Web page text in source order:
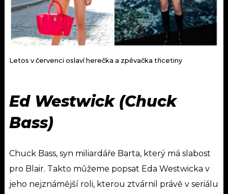
Letos v červenci oslaví herečka a zpěvačka třicetiny
Ed Westwick (Chuck
Bass)
Chuck Bass, syn miliardáře Barta, který má slabost
pro Blair. Takto můžeme popsat Eda Westwicka v
jeho nejznámější roli, kterou ztvárnil právě v seriálu